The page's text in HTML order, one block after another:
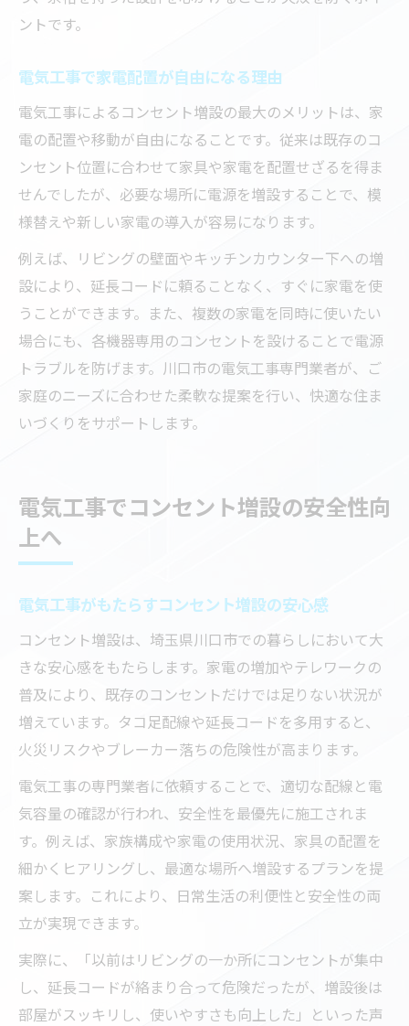
ントです。
電気工事で家電配置が自由になる理由
電気工事によるコンセント増設の最大のメリットは、家
電の配置や移動が自由になることです。従来は既存のコ
ンセント位置に合わせて家具や家電を配置せざるを得ま
せんでしたが、必要な場所に電源を増設することで、模
様替えや新しい家電の導入が容易になります。
例えば、リビングの壁面やキッチンカウンター下への増
設により、延長コードに頼ることなく、すぐに家電を使
うことができます。また、複数の家電を同時に使いたい
場合にも、各機器専用のコンセントを設けることで電源
トラブルを防げます。川口市の電気工事専門業者が、ご
家庭のニーズに合わせた柔軟な提案を行い、快適な住ま
いづくりをサポートします。
電気工事でコンセント増設の安全性向
上へ
電気工事がもたらすコンセント増設の安心感
コンセント増設は、埼玉県川口市での暮らしにおいて大
きな安心感をもたらします。家電の増加やテレワークの
普及により、既存のコンセントだけでは足りない状況が
増えています。タコ足配線や延長コードを多用すると、
火災リスクやブレーカー落ちの危険性が高まります。
電気工事の専門業者に依頼することで、適切な配線と電
気容量の確認が行われ、安全性を最優先に施工されま
す。例えば、家族構成や家電の使用状況、家具の配置を
細かくヒアリングし、最適な場所へ増設するプランを提
案します。これにより、日常生活の利便性と安全性の両
立が実現できます。
実際に、「以前はリビングの一か所にコンセントが集中
し、延長コードが絡まり合って危険だったが、増設後は
部屋がスッキリし、使いやすさも向上した」といった声